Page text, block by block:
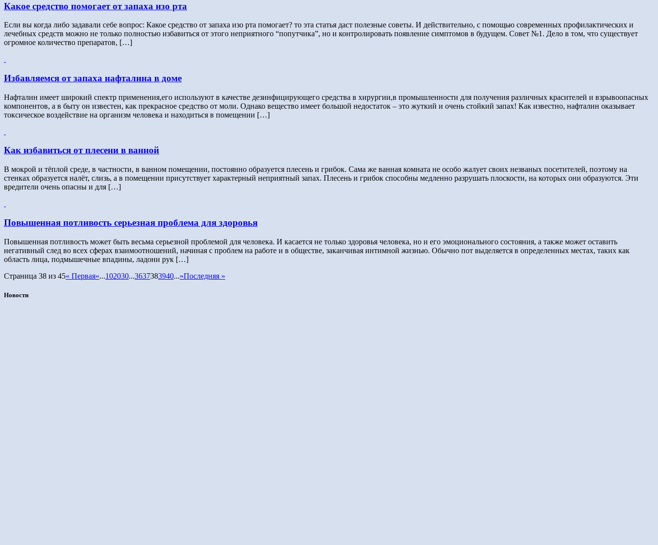
Какое средство помогает от запаха изо рта
Если вы когда либо задавали себе вопрос: Какое средство от запаха изо рта помогает? то эта статья даст полезные советы. И действительно, с помощью современных профилактических и
лечебных средств можно не только полностью избавиться от этого неприятного “попутчика”, но и контролировать появление симптомов в будущем. Совет №1. Дело в том, что существует
огромное количество препаратов, […]
Избавляемся от запаха нафталина в доме
Нафталин имеет широкий спектр применения,его используют в качестве дезинфицирующего средства в хирургии,в промышленности для получения различных красителей и взрывоопасных
компонентов, а в быту он известен, как прекрасное средство от моли. Однако вещество имеет большой недостаток – это жуткий и очень стойкий запах! Как известно, нафталин оказывает
токсическое воздействие на организм человека и находиться в помещении […]
Как избавиться от плесени в ванной
В мокрой и тёплой среде, в частности, в ванном помещении, постоянно образуется плесень и грибок. Сама же ванная комната не особо жалует своих незваных посетителей, поэтому на
стенках образуется налёт, слизь, а в помещении присутствует характерный неприятный запах. Плесень и грибок способны медленно разрушать плоскости, на которых они образуются. Эти
вредители очень опасны и для […]
Повышенная потливость серьезная проблема для здоровья
Повышенная потливость может быть весьма серьезной проблемой для человека. И касается не только здоровья человека, но и его эмоционального состояния, а также может оставить
негативный след во всех сферах взаимоотношений, начиная с проблем на работе и в обществе, заканчивая интимной жизнью. Обычно пот выделяется в определенных местах, таких как
область лица, подмышечные впадины, ладони рук […]
Страница 38 из 45« Первая«...102030...3637383940...»Последняя »
Новости